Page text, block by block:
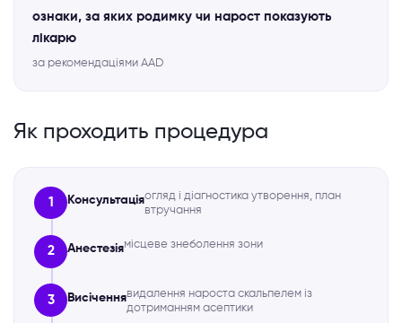
ознаки, за яких родимку чи нарост показують
лікарю
за рекомендаціями AAD
Як проходить процедура
1 Консультаціяогляд і діагностика утворення, план
втручання
2 Анестезіямісцеве знеболення зони
3 Висіченнявидалення нароста скальпелем із
дотриманням асептики